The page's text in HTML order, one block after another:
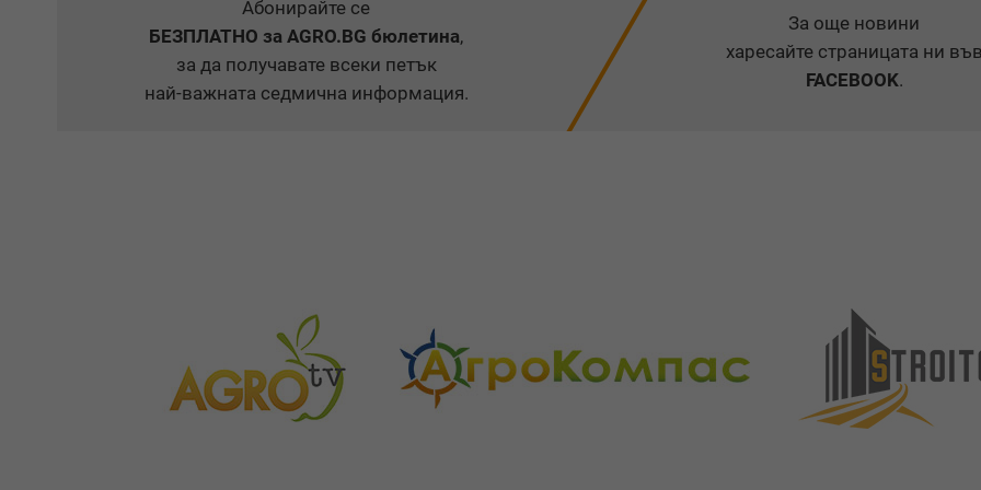
Абонирайте се
БЕЗПЛАТНО за AGRO.BG бюлетина,
за да получавате всеки петък
най-важната седмична информация.
За още новини
харесайте страницата ни
FACEBOOK.